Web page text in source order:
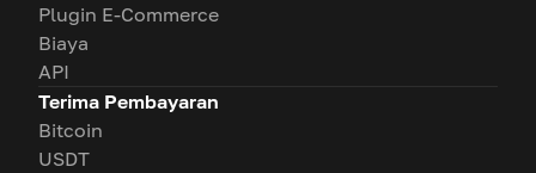
Plugin E-Commerce
Biaya
API
Terima Pembayaran
Bitcoin
USDT